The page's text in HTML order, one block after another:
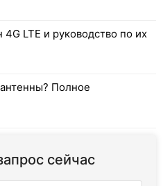
4G LTE и руководство по их
Полное
сейчас